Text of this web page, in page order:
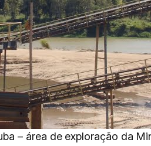
– área de exploração da